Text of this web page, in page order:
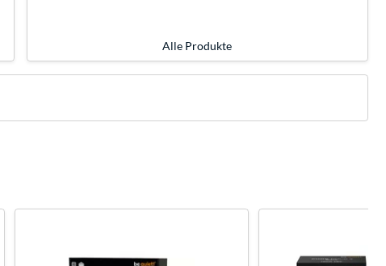
Alle Produkte